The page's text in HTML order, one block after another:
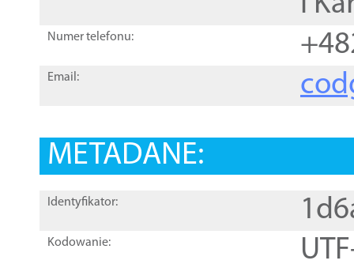
Numer telefonu:
Email:
METADANE:
Identyfikator:
Kodowanie: